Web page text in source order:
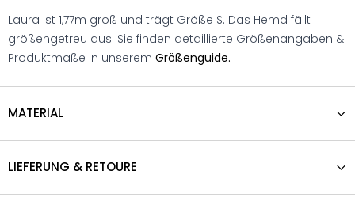
Laura ist 1,77m groß und trägt Größe S. Das Hemd fällt
größengetreu aus. Sie finden detaillierte Größenangaben &
Produktmaße in unserem Größenguide.
MATERIAL
LIEFERUNG & RETOURE